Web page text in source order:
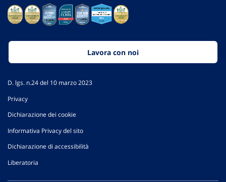
Lavora con noi
D. lgs. n.24 del 10 marzo 2023
Privacy
Dichiarazione dei cookie
Informativa Privacy del sito
Dichiarazione di accessibilità
Liberatoria